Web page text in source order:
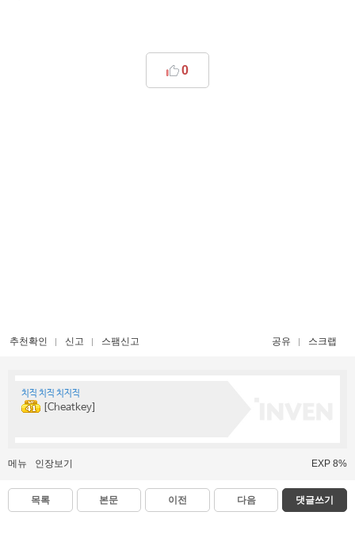
0
추천확인 신고 스팸신고 공유 스크랩
치직 치직 치지직
[Cheatkey]
메뉴 인장보기 EXP 8%
목록 본문 이전 다음 댓글쓰기